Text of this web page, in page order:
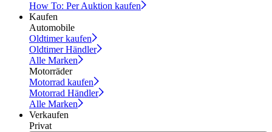
How To: Per Auktion kaufen
Kaufen
Automobile
Oldtimer kaufen
Oldtimer Händler
Alle Marken
Motorräder
Motorrad kaufen
Motorrad Händler
Alle Marken
Verkaufen
Privat